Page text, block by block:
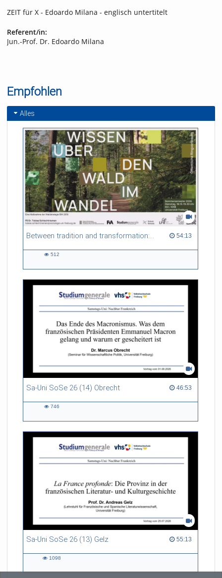
ZEIT für X - Edoardo Milana - englisch untertitelt
Referent/in:
Jun.-Prof. Dr. Edoardo Milana
Empfohlen
Alles
Between tradition and transformation: how owners, advisers and institutions co-create knowledge for resilient forests in Europe 54:13
54:13 duration
512
Sa-Uni SoSe 26 (14) Obrecht 46:53
46:53 duration
746
Sa-Uni SoSe 26 (13) Gelz 55:13
55:13 duration
1098